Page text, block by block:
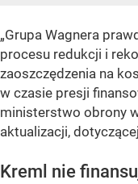
„Grupa Wagnera
procesu redukcji i
zaoszczędzenia na
w czasie presji
ministerstwo obrony
aktualizacji,
Kreml nie